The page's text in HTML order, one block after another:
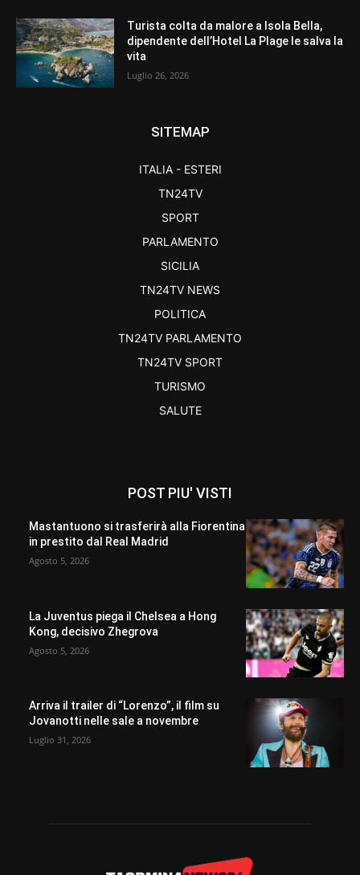
Turista colta da malore a Isola Bella,
dipendente dell’Hotel La Plage le salva la
vita
Luglio 26, 2026
SITEMAP
ITALIA - ESTERI
TN24TV
SPORT
PARLAMENTO
SICILIA
TN24TV NEWS
POLITICA
TN24TV PARLAMENTO
TN24TV SPORT
TURISMO
SALUTE
POST PIU' VISTI
Mastantuono si trasferirà alla Fiorentina
in prestito dal Real Madrid
Agosto 5, 2026
La Juventus piega il Chelsea a Hong
Kong, decisivo Zhegrova
Agosto 5, 2026
Arriva il trailer di “Lorenzo”, il film su
Jovanotti nelle sale a novembre
Luglio 31, 2026